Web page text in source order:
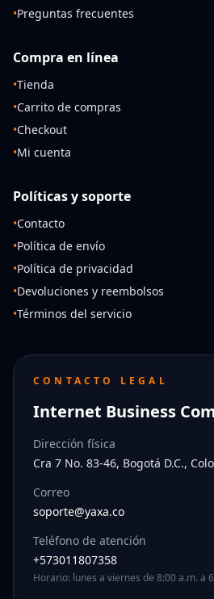
•Preguntas frecuentes
Compra en línea
•Tienda
•Carrito de compras
•Checkout
•Mi cuenta
Políticas y soporte
•Contacto
•Política de envío
•Política de privacidad
•Devoluciones y reembolsos
•Términos del servicio
CONTACTO LEGAL
Internet Business
Dirección física
Cra 7 No. 83-46, Bogotá D.C.,
Correo
soporte@yaxa.co
Teléfono de atención
+573011807358
Horario: lunes a viernes de 8:00 a.m. a